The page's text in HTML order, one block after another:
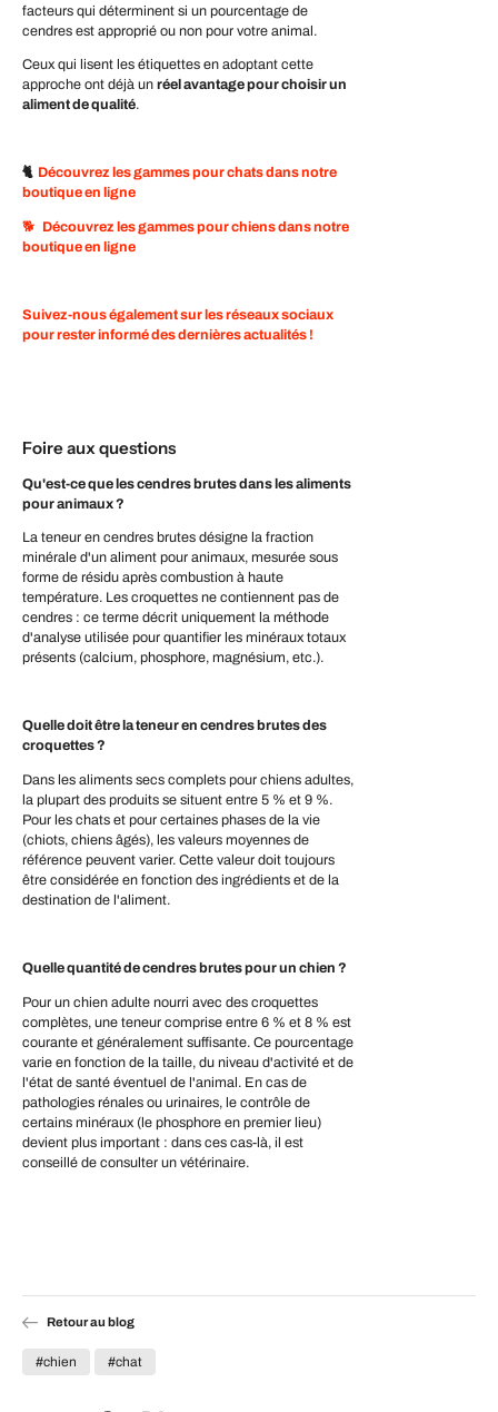
facteurs qui déterminent si un pourcentage de
cendres est approprié ou non pour votre animal.
Ceux qui lisent les étiquettes en adoptant cette
approche ont déjà un réel avantage pour choisir un
aliment de qualité.
🐈 Découvrez les gammes pour chats dans notre
boutique en ligne
🐕 Découvrez les gammes pour chiens dans notre
boutique en ligne
Suivez-nous également sur les réseaux sociaux
pour rester informé des dernières actualités !
Foire aux questions
Qu'est-ce que les cendres brutes dans les aliments
pour animaux ?
La teneur en cendres brutes désigne la fraction
minérale d'un aliment pour animaux, mesurée sous
forme de résidu après combustion à haute
température. Les croquettes ne contiennent pas de
cendres : ce terme décrit uniquement la méthode
d'analyse utilisée pour quantifier les minéraux totaux
présents (calcium, phosphore, magnésium, etc.).
Quelle doit être la teneur en cendres brutes des
croquettes ?
Dans les aliments secs complets pour chiens adultes,
la plupart des produits se situent entre 5 % et 9 %.
Pour les chats et pour certaines phases de la vie
(chiots, chiens âgés), les valeurs moyennes de
référence peuvent varier. Cette valeur doit toujours
être considérée en fonction des ingrédients et de la
destination de l'aliment.
Quelle quantité de cendres brutes pour un chien ?
Pour un chien adulte nourri avec des croquettes
complètes, une teneur comprise entre 6 % et 8 % est
courante et généralement suffisante. Ce pourcentage
varie en fonction de la taille, du niveau d'activité et de
l'état de santé éventuel de l'animal. En cas de
pathologies rénales ou urinaires, le contrôle de
certains minéraux (le phosphore en premier lieu)
devient plus important : dans ces cas-là, il est
conseillé de consulter un vétérinaire.
Retour au blog
#chien #chat